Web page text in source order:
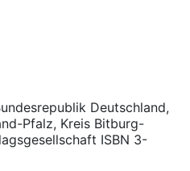
Deutschland,
Pfalz, Kreis Bitburg-
ISBN 3-